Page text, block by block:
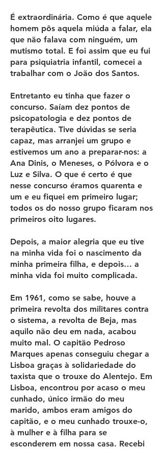
É extraordinária. Como é que aquele
homem pôs aquela miúda a falar, ela
que não falava com ninguém, um
mutismo total. E foi assim que eu fui
para psiquiatria infantil, comecei a
trabalhar com o João dos Santos.
Entretanto eu tinha que fazer o
concurso. Saíam dez pontos de
psicopatologia e dez pontos de
terapêutica. Tive dúvidas se seria
capaz, mas arranjei um grupo e
estivemos um ano a preparar-nos: a
Ana Dinis, o Meneses, o Pólvora e o
Luz e Silva. O que é certo é que
nesse concurso éramos quarenta e
um e eu fiquei em primeiro lugar;
todos os do nosso grupo ficaram nos
primeiros oito lugares.
Depois, a maior alegria que eu tive
na minha vida foi o nascimento da
minha primeira filha, e depois… a
minha vida foi muito complicada.
Em 1961, como se sabe, houve a
primeira revolta dos militares contra
o sistema, a revolta de Beja, mas
aquilo não deu em nada, acabou
muito mal. O capitão Pedroso
Marques apenas conseguiu chegar a
Lisboa graças à solidariedade do
taxista que o trouxe do Alentejo. Em
Lisboa, encontrou por acaso o meu
cunhado, único irmão do meu
marido, ambos eram amigos do
capitão, e o meu cunhado trouxe-o,
à mulher e à filha para se
esconderem em nossa casa. Recebi